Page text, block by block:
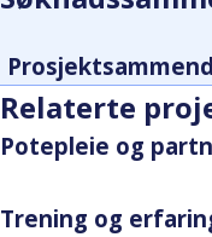
Relaterte
Potepleie og
Trening og